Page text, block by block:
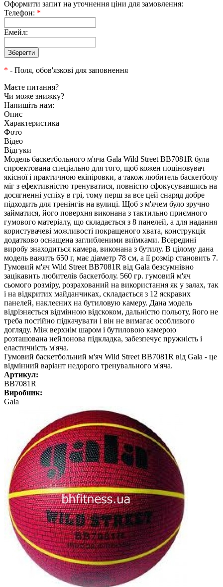
Оформити запит на уточнення ціни для замовлення:
Телефон: *
Емейл:
* - Поля, обов'язкові для заповнення
Маєте питання?
Чи може знижку?
Напишіть нам:
Опис
Характеристика
Фото
Відео
Відгуки
Модель баскетбольного м'яча Gala Wild Street BB7081R була
спроектована спеціально для того, щоб кожен поціновувач
якісної і практичною екіпіровки, а також любитель баскетболу
міг з ефективністю тренуватися, повністю сфокусувавшись на
досягненні успіху в грі, тому перш за все цей снаряд добре
підходить для тренінгів на вулиці. Щоб з м'ячем було зручно
займатися, його поверхня виконана з тактильно приємного
гумового матеріалу, що складається з 8 панелей, а для надання
користувачеві можливості покращеного хвата, конструкція
додатково оснащена заглибленими виїмками. Всередині
виробу знаходиться камера, виконана з бутилу. В цілому дана
модель важить 650 г, має діаметр 78 см, а її розмір становить 7.
Гумовий м'яч Wild Street BB7081R від Gala безсумнівно
зацікавить любителів баскетболу. 560 гр. гумовий м'яч
сьомого розміру, розрахований на використання як у залах, так
і на відкритих майданчиках, складається з 12 яскравих
панелей, наклеєних на бутиловую камеру. Дана модель
відрізняється відмінною відскоком, дальністю польоту, його не
треба постійно підкачувати і він не вимагає особливого
догляду. Між верхнім шаром і бутиловою камерою
розташована нейлонова підкладка, забезпечує пружність і
еластичність м'яча.
Гумовий баскетбольний м'яч Wild Street BB7081R від Gala - це
відмінний варіант недорого тренувального м'яча.
Артикул:
BB7081R
Виробник:
Gala